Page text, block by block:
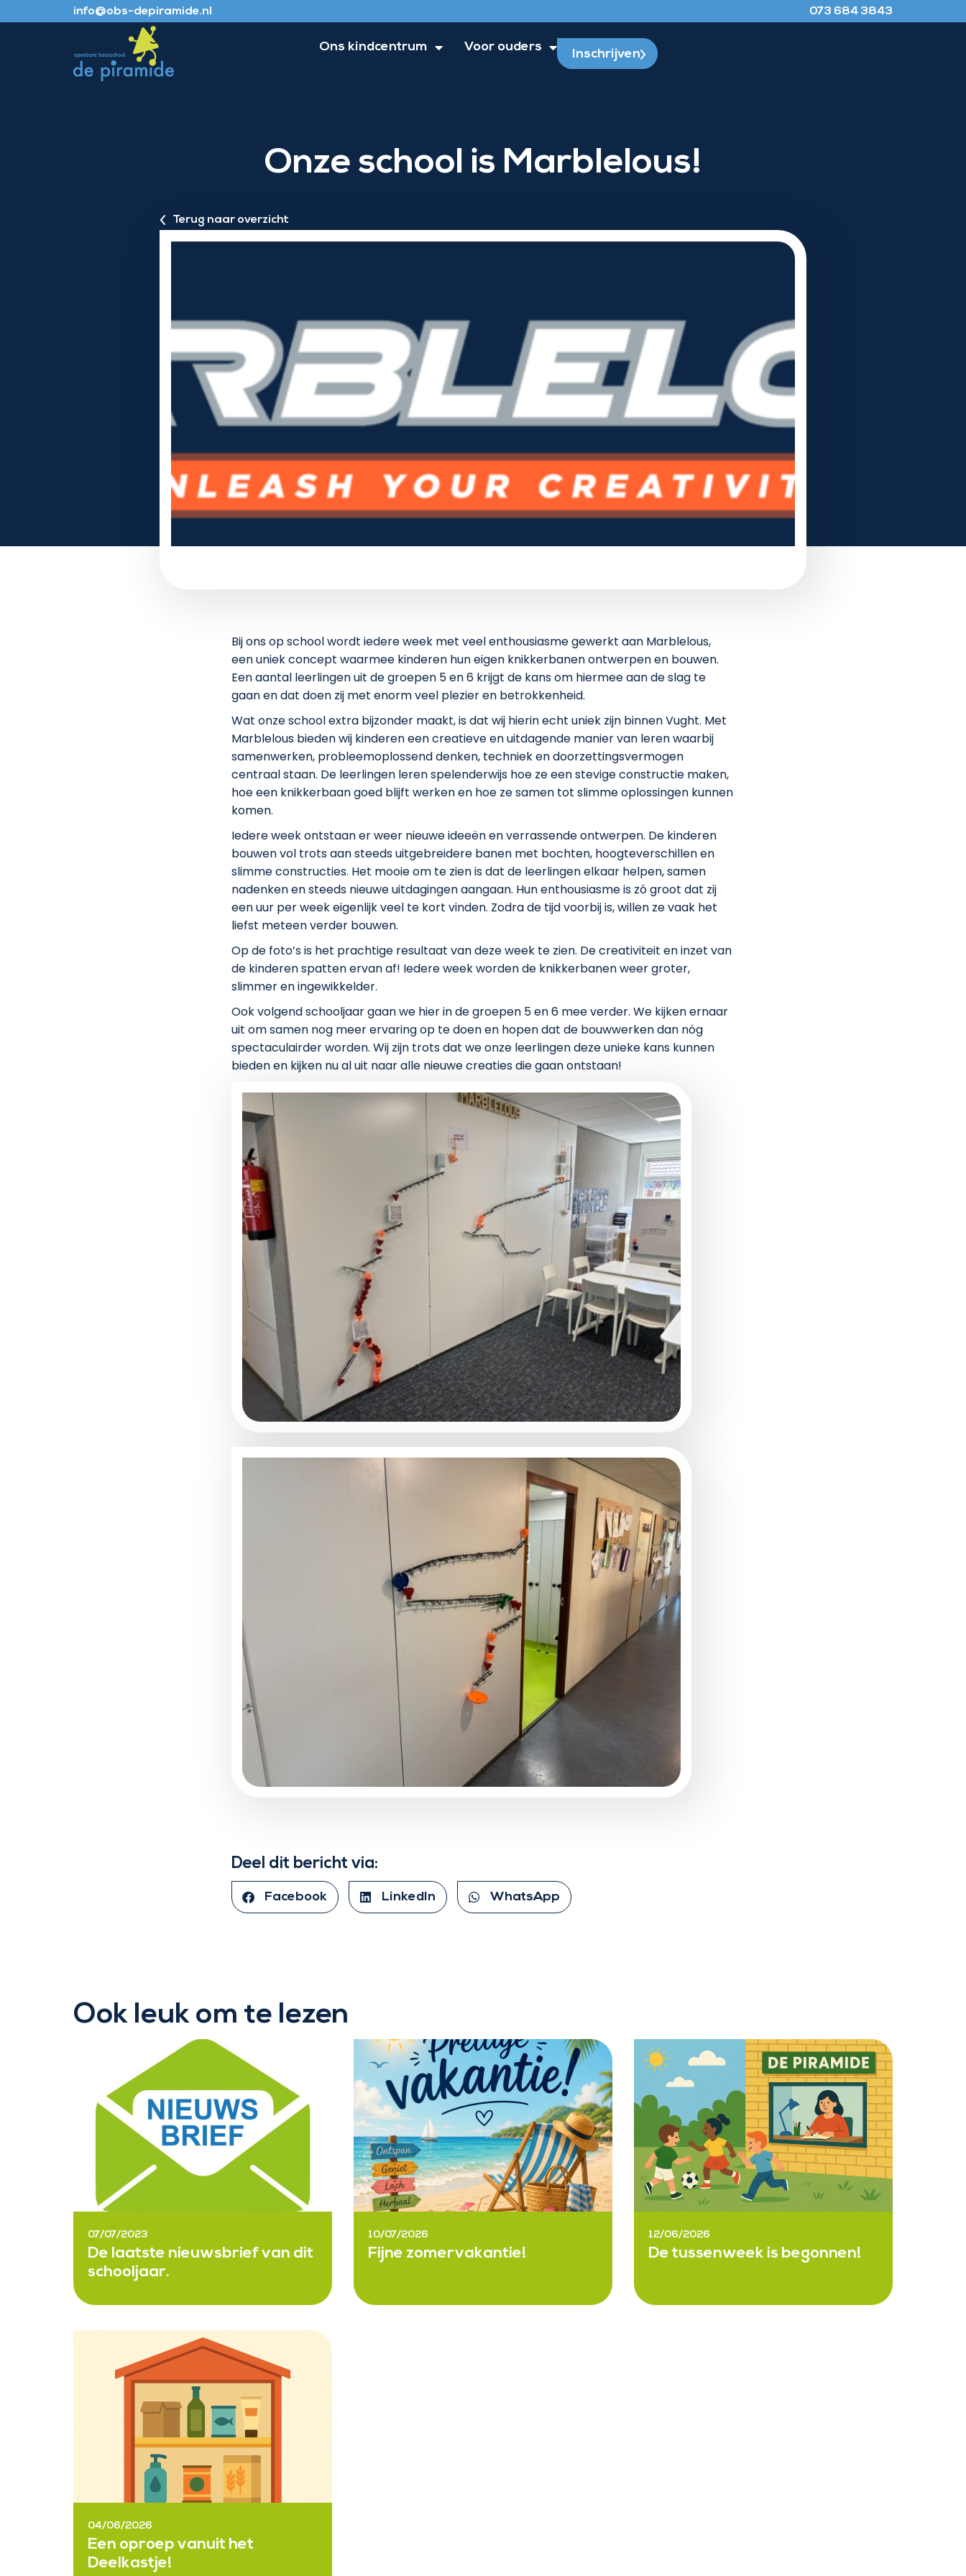
info@obs-depiramide.nl 073 684 3843
Ons kindcentrum Voor ouders
Inschrijven
Onze school is Marblelous!
Terug naar overzicht
Bij ons op school wordt iedere week met veel enthousiasme gewerkt aan Marblelous,
een uniek concept waarmee kinderen hun eigen knikkerbanen ontwerpen en bouwen.
Een aantal leerlingen uit de groepen 5 en 6 krijgt de kans om hiermee aan de slag te
gaan en dat doen zij met enorm veel plezier en betrokkenheid.
Wat onze school extra bijzonder maakt, is dat wij hierin echt uniek zijn binnen Vught. Met
Marblelous bieden wij kinderen een creatieve en uitdagende manier van leren waarbij
samenwerken, probleemoplossend denken, techniek en doorzettingsvermogen
centraal staan. De leerlingen leren spelenderwijs hoe ze een stevige constructie maken,
hoe een knikkerbaan goed blijft werken en hoe ze samen tot slimme oplossingen kunnen
komen.
Iedere week ontstaan er weer nieuwe ideeën en verrassende ontwerpen. De kinderen
bouwen vol trots aan steeds uitgebreidere banen met bochten, hoogteverschillen en
slimme constructies. Het mooie om te zien is dat de leerlingen elkaar helpen, samen
nadenken en steeds nieuwe uitdagingen aangaan. Hun enthousiasme is zó groot dat zij
een uur per week eigenlijk veel te kort vinden. Zodra de tijd voorbij is, willen ze vaak het
liefst meteen verder bouwen.
Op de foto’s is het prachtige resultaat van deze week te zien. De creativiteit en inzet van
de kinderen spatten ervan af! Iedere week worden de knikkerbanen weer groter,
slimmer en ingewikkelder.
Ook volgend schooljaar gaan we hier in de groepen 5 en 6 mee verder. We kijken ernaar
uit om samen nog meer ervaring op te doen en hopen dat de bouwwerken dan nóg
spectaculairder worden. Wij zijn trots dat we onze leerlingen deze unieke kans kunnen
bieden en kijken nu al uit naar alle nieuwe creaties die gaan ontstaan!
Deel dit bericht via:
Facebook LinkedIn WhatsApp
Ook leuk om te lezen
07/07/2023
De laatste nieuwsbrief van dit
schooljaar.
10/07/2026
Fijne zomervakantie!
12/06/2026
De tussenweek is begonnen!
04/06/2026
Een oproep vanuit het
Deelkastje!